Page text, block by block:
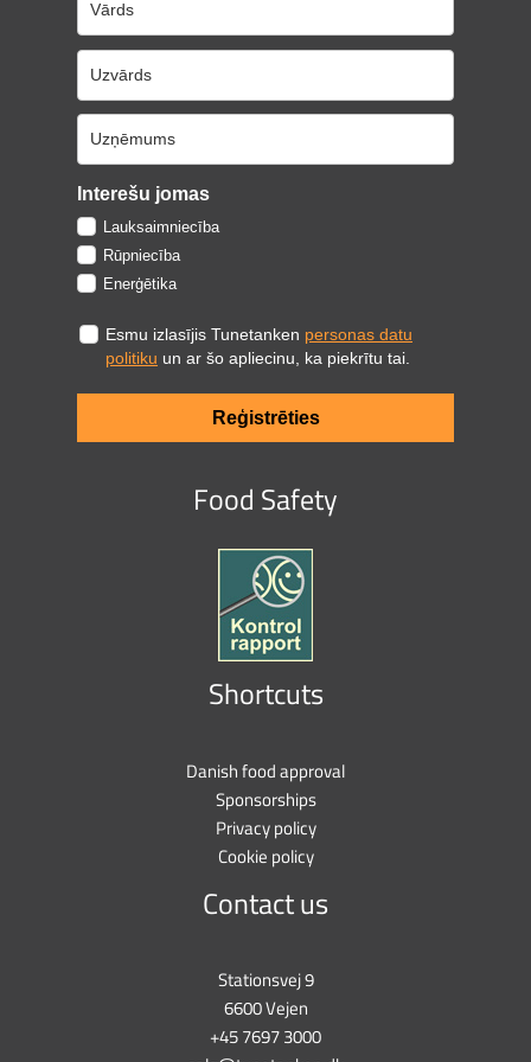
Interešu jomas
Lauksaimniecība
Rūpniecība
Enerģētika
Esmu izlasījis Tunetanken personas datu
politiku un ar šo apliecinu, ka piekrītu tai.
Reģistrēties
Food Safety
Shortcuts
Danish food approval
Sponsorships
Privacy policy
Cookie policy
Contact us
Stationsvej 9
6600 Vejen
+45 7697 3000